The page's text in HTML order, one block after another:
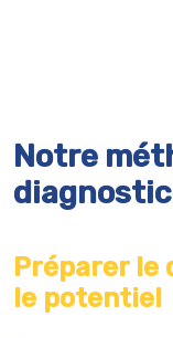
Notre
Préparer le
le potentiel